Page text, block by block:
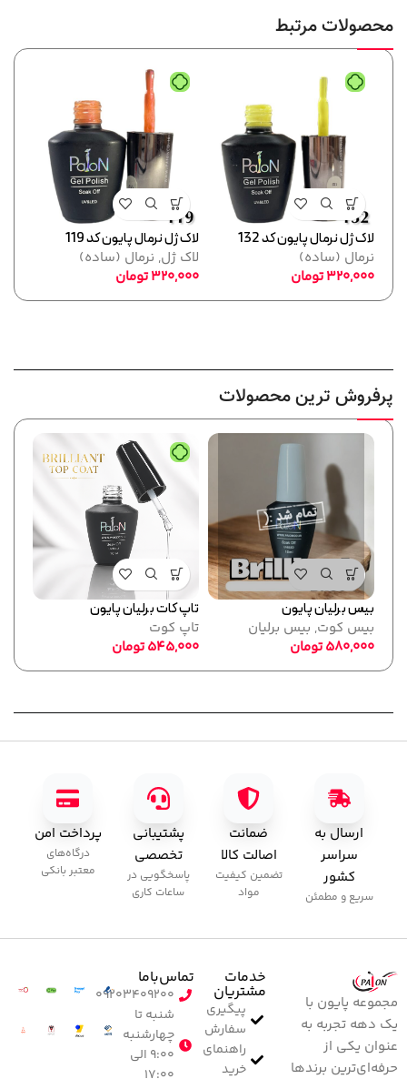
محصولات مرتبط
لاک ژل نرمال پایون کد 132
نرمال (ساده)
320,000تومان
لاک ژل نرمال پایون کد 119
لاک ژل, نرمال (ساده)
320,000تومان
پرفروش ترین محصولات
بیس برلیان پایون
بیس کوت, بیس برلیان
580,000تومان
تاپ کات برلیان پایون
تاپ کوت
545,000تومان
ارسال به
سراسر
کشور
سریع و مطمئن
ضمانت
اصالت کالا
تضمین کیفیت
مواد
پشتیبانی
تخصصی
پاسخگویی در
ساعات کاری
پرداخت امن
درگاه‌های
معتبر بانکی
مجموعه پایون با
یک دهه تجربه به
عنوان یکی از
حرفه‌ای‌ترین برندها
خدمات
مشتریان
پیگیری
سفارش
راهنمای
خرید
تماس‌با‌ما
۰۹۲۰۳۴۰۹۲۰۰
شنبه تا
چهارشنبه
۹:۰۰ الی